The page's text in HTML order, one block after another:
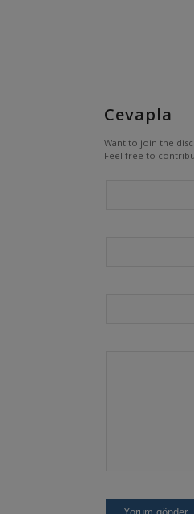
Cevapla
Want to join the
Feel free to